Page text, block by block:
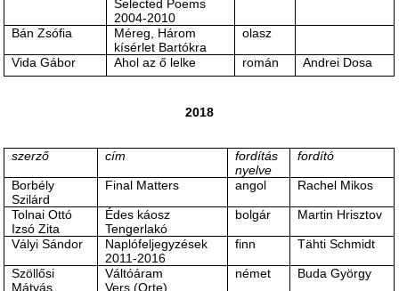
Selected Poems
2004-2010
Bán Zsófia
Méreg, Három
kísérlet Bartókra
olasz
Vida Gábor Ahol az ő lelke román Andrei Dosa
2018
szerző cím
fordítás
nyelve
fordító
Borbély
Szilárd
Final Matters angol Rachel Mikos
Tolnai Ottó
Izsó Zita
Édes káosz
Tengerlakó
bolgár Martin Hrisztov
Vályi Sándor
Naplófeljegyzések
2011-2016
finn Tähti Schmidt
Szöllősi
Mátyás
Váltóáram
Vers (Orte)
német Buda György